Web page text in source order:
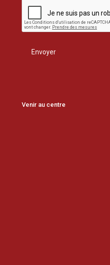
Venir au centre